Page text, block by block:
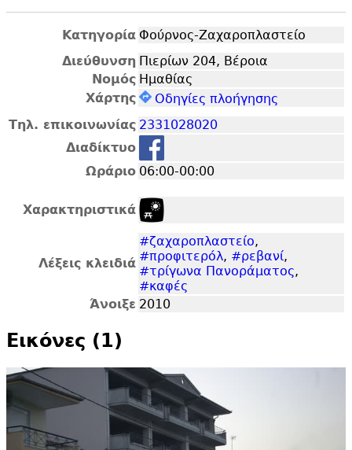
Κατηγορία Φούρνος-Ζαχαροπλαστείο
Διεύθυνση Πιερίων 204, Βέροια
Νομός Ημαθίας
Χάρτης
Οδηγίες πλοήγησης
Τηλ. επικοινωνίας 2331028020
Διαδίκτυο
Ωράριο 06:00-00:00
Χαρακτηριστικά
Λέξεις κλειδιά
#ζαχαροπλαστείο,
#προφιτερόλ, #ρεβανί,
#τρίγωνα Πανοράματος,
#καφές
Άνοιξε 2010
Εικόνες (1)